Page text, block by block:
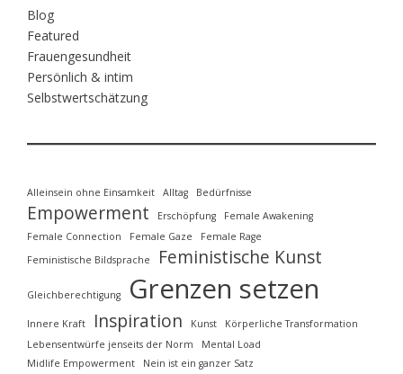
Blog
Featured
Frauengesundheit
Persönlich & intim
Selbstwertschätzung
Alleinsein ohne Einsamkeit Alltag Bedürfnisse
Empowerment Erschöpfung
Female Awakening
Female Connection
Female Gaze
Female Rage
Feministische Bildsprache
Feministische Kunst
Gleichberechtigung Grenzen setzen
Innere Kraft Inspiration Kunst
Körperliche Transformation
Lebensentwürfe jenseits der Norm
Mental Load
Midlife Empowerment
Nein ist ein ganzer Satz